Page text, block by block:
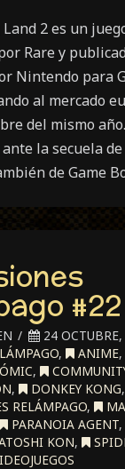
2 es un
Rare y
Nintendo para
al mercado
del mismo
la secuela
de Game
#22
24
, ANIME,
,
, DONKEY KONG,
RELÁMPAGO,
PARANOIA AGENT,
KON,